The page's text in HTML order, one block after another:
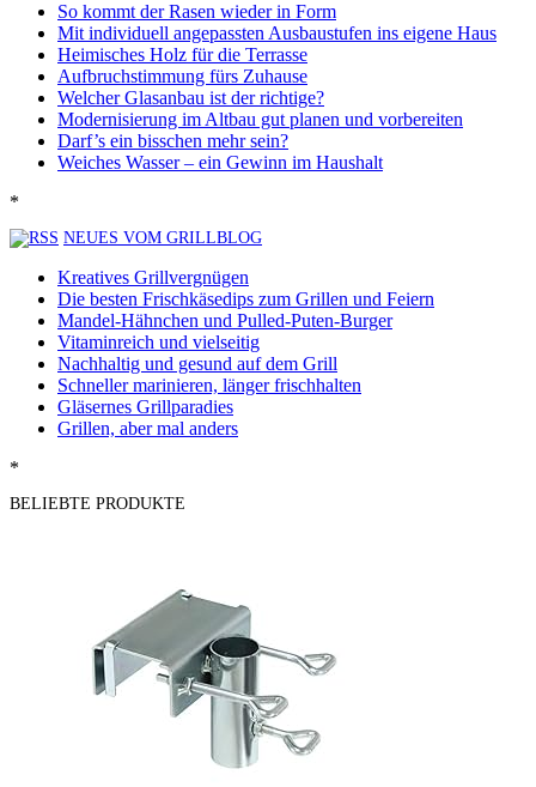
So kommt der Rasen wieder in Form
Mit individuell angepassten Ausbaustufen ins eigene Haus
Heimisches Holz für die Terrasse
Aufbruchstimmung fürs Zuhause
Welcher Glasanbau ist der richtige?
Modernisierung im Altbau gut planen und vorbereiten
Darf’s ein bisschen mehr sein?
Weiches Wasser – ein Gewinn im Haushalt
*
NEUES VOM GRILLBLOG
Kreatives Grillvergnügen
Die besten Frischkäsedips zum Grillen und Feiern
Mandel-Hähnchen und Pulled-Puten-Burger
Vitaminreich und vielseitig
Nachhaltig und gesund auf dem Grill
Schneller marinieren, länger frischhalten
Gläsernes Grillparadies
Grillen, aber mal anders
*
BELIEBTE PRODUKTE